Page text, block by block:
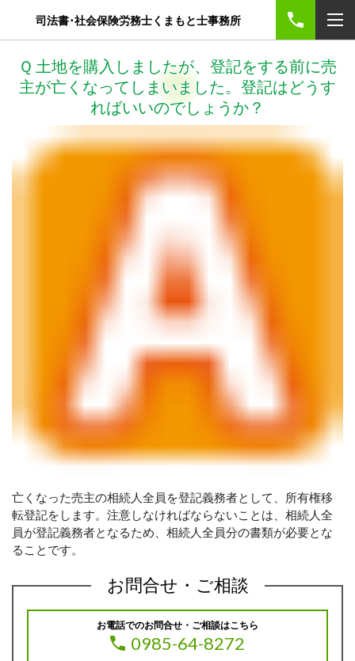
司法書･社会保険労務士くまもと士事務所
Ｑ 土地を購入しましたが、登記をする前に売
主が亡くなってしまいました。登記はどうす
ればいいのでしょうか？
亡くなった売主の相続人全員を登記義務者として、所有権移
転登記をします。注意しなければならないことは、相続人全
員が登記義務者となるため、相続人全員分の書類が必要とな
ることです。
お問合せ・ご相談
お電話でのお問合せ・ご相談はこちら
0985-64-8272